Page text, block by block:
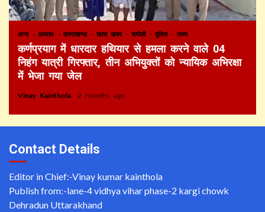
अन्य अपराध उत्तराखण्ड खास खबर चमोली पुलिस राज्य
कर्णप्रयाग में धारदार हथियार से हमला करने वाले 04
निहंग यात्री गिरफ्तार, तीन अभियुक्तों को न्यायिक अभिरक्षा
में भेजा गया जेल
Vinay Kainthola 2 months ago
Contact Details
Editor in Chief:-Vinay kumar kainthola
Publish from:-lane-4 vidhya vihar phase-2 kargi chowk
Dehradun Uttarakhand